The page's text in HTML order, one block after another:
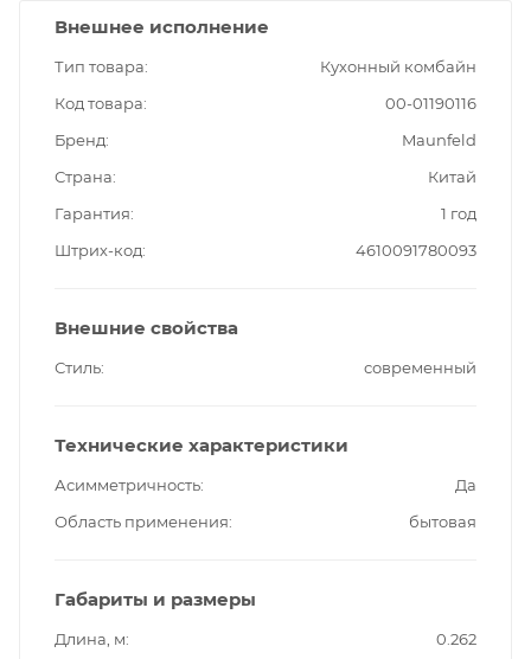
Внешнее исполнение
Тип товара
Кухонный комбайн
Код товара
00-01190116
Бренд
Maunfeld
Страна
Китай
Гарантия
1 год
Штрих-код
4610091780093
Внешние свойства
Стиль современный
Технические характеристики
Асимметричность
Да
Область применения
бытовая
Габариты и размеры
Длина, м
0.262